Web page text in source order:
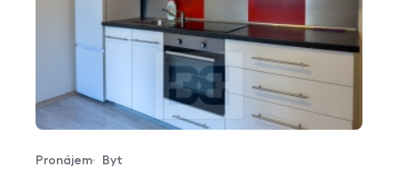
Typ nabídky
Pronájem
Typ nemovitosti
Byt